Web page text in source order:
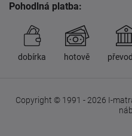
Pohodlná platba:
dobírka hotově
Copyright © 1991 - 2026 I-